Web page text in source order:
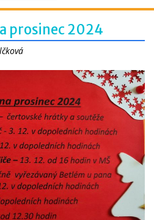
prosinec 2024